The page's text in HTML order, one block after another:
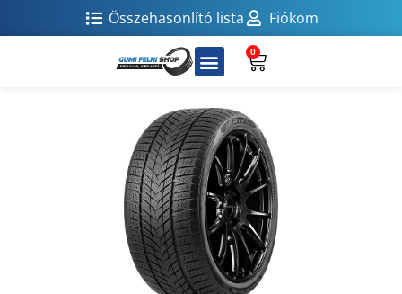
Összehasonlító lista Fiókom
0